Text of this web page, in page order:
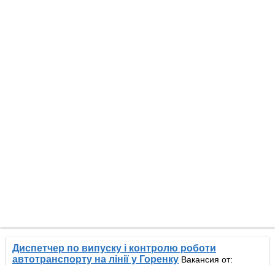
Диспетчер по випуску і контролю роботи
автотранспорту на лінії у Горенку Вакансия от: